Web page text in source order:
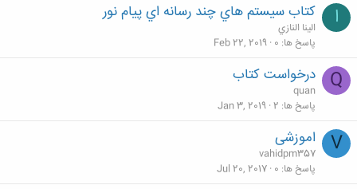
ا كتاب سيستم هاي چند رسانه اي پيام نور
الينا النازي
پاسخ ها 0
Feb 22, 2019
Q درخواست کتاب
quan
پاسخ ها 2
Jan 3, 2019
V اموزشی
vahidpm357
پاسخ ها 0
Jul 20, 2017